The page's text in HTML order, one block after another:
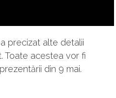
precizat alte detalii
Toate acestea vor fi
din 9 mai.